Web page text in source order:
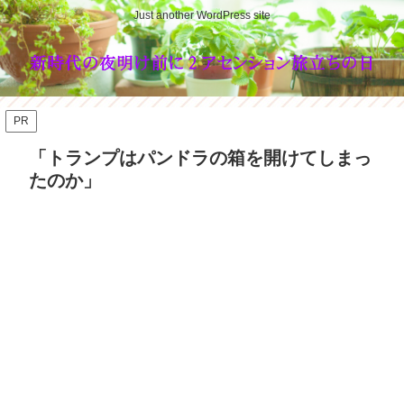
Just another WordPress site
PR
「トランプはパンドラの箱を開けてしまっ
たのか」